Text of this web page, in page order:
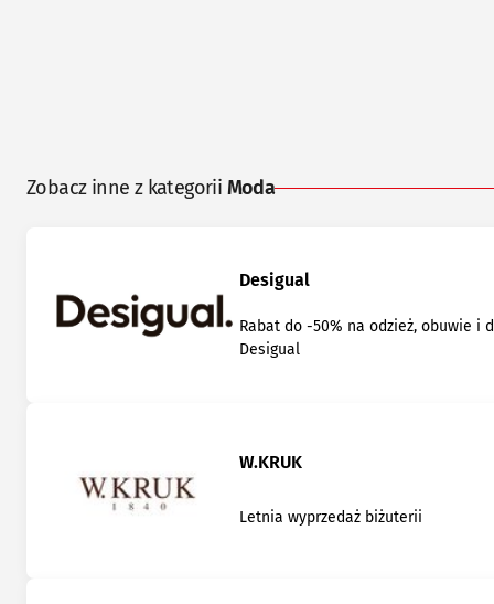
Zobacz inne z kategorii Moda
Desigual
Rabat do -50% na odzież, obuwie i
Desigual
W.KRUK
Letnia wyprzedaż biżuterii